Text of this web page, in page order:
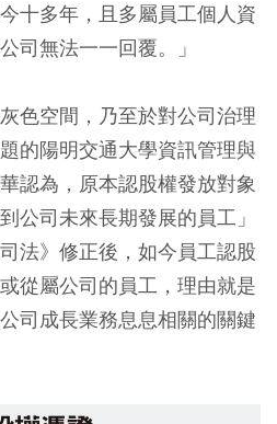
十多年，且多屬員工個人資
司無法一一回覆。」
色空間，乃至於對公司治理
的陽明交通大學資訊管理與
認為，原本認股權發放對象
公司未來長期發展的員工」
法》修正後，如今員工認股
從屬公司的員工，理由就是
司成長業務息息相關的關鍵